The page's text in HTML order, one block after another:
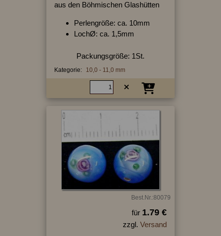
aus den Böhmischen Glashütten
Perlengröße: ca. 10mm
LochØ: ca. 1,5mm
Packungsgröße: 1St.
Kategorie: 10,0 - 11,0 mm
Best.Nr.:80079
für 1.79 €
zzgl. Versand